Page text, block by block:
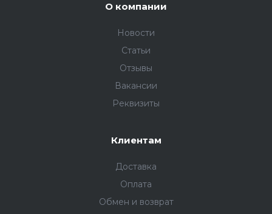
О компании
Новости
Статьи
Отзывы
Вакансии
Реквизиты
Клиентам
Доставка
Оплата
Обмен и возврат